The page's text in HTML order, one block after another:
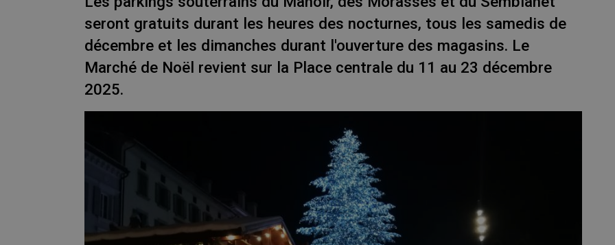
seront gratuits durant les heures des nocturnes, tous les samedis de
décembre et les dimanches durant l'ouverture des magasins. Le
Marché de Noël revient sur la Place centrale du 11 au 23 décembre
2025.